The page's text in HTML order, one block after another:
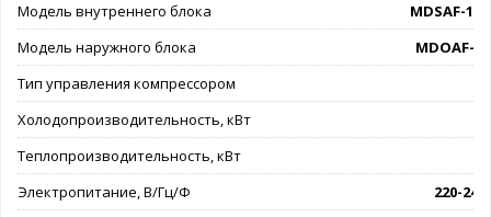
Модель внутреннего блока
MDSAF-
Модель наружного блока
MDOAF-
Тип управления компрессором
Холодопроизводительность, кВт
Теплопроизводительность, кВт
Электропитание, В/Гц/Ф
220-